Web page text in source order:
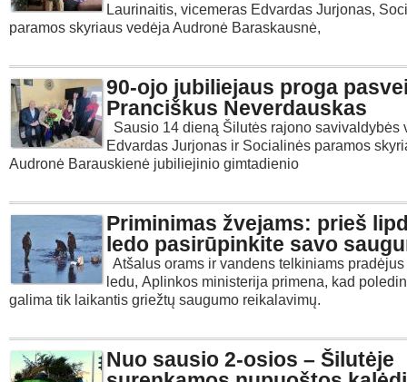
Laurinaitis, vicemeras Edvardas Jurjonas,
paramos skyriaus vedėja Audronė Baraskausnė,
90-ojo jubiliejaus proga
Pranciškus Neverdauskas
Sausio 14 dieną Šilutės rajono savivaldybės
Edvardas Jurjonas ir Socialinės paramos
Audronė Barauskienė jubiliejinio gimtadienio
Priminimas žvejams: prieš
ledo pasirūpinkite savo
Atšalus orams ir vandens telkiniams
ledu, Aplinkos ministerija primena, kad
galima tik laikantis griežtų saugumo reikalavimų.
Nuo sausio 2-osios – Šilutėje